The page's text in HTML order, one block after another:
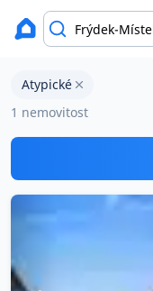
Prodat
Prodej s
Chytrý
Ceny
okres Frýdek-Místek
Atypické byty na
Atypické
1 nemovitost